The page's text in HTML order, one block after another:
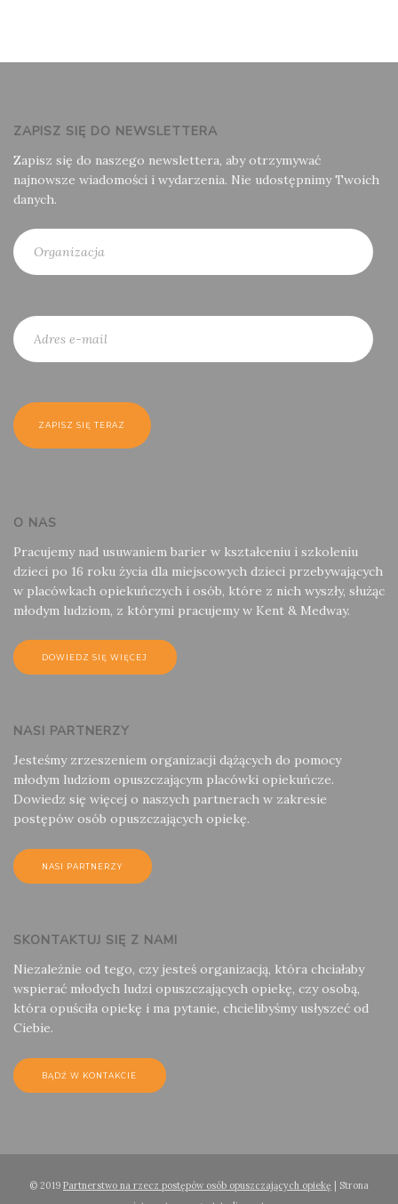
ZAPISZ SIĘ DO NEWSLETTERA
Zapisz się do naszego newslettera, aby otrzymywać
najnowsze wiadomości i wydarzenia. Nie udostępnimy Twoich
danych.
O NAS
Pracujemy nad usuwaniem barier w kształceniu i szkoleniu
dzieci po 16 roku życia dla miejscowych dzieci przebywających
w placówkach opiekuńczych i osób, które z nich wyszły, służąc
młodym ludziom, z którymi pracujemy w Kent & Medway.
DOWIEDZ SIĘ WIĘCEJ
NASI PARTNERZY
Jesteśmy zrzeszeniem organizacji dążących do pomocy
młodym ludziom opuszczającym placówki opiekuńcze.
Dowiedz się więcej o naszych partnerach w zakresie
postępów osób opuszczających opiekę.
NASI PARTNERZY
SKONTAKTUJ SIĘ Z NAMI
Niezależnie od tego, czy jesteś organizacją, która chciałaby
wspierać młodych ludzi opuszczających opiekę, czy osobą,
która opuściła opiekę i ma pytanie, chcielibyśmy usłyszeć od
Ciebie.
BĄDŹ W KONTAKCIE
© 2019 Partnerstwo na rzecz postępów osób opuszczających opiekę | Strona